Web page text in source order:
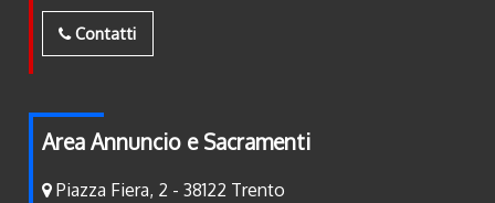
Contatti
Area Annuncio e Sacramenti
Piazza Fiera, 2 - 38122 Trento